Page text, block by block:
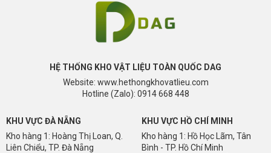
HỆ THỐNG KHO VẬT LIỆU TOÀN QUỐC DAG
Website: www.hethongkhovatlieu.com
Hotline (Zalo): 0914 668 448
KHU VỰC ĐÀ NẴNG
Kho hàng 1: Hoàng Thị Loan, Q.
Liên Chiểu, TP. Đà Nẵng
KHU VỰC HỒ CHÍ MINH
Kho hàng 1: Hồ Học Lãm, Tân
Bình - TP. Hồ Chí Minh